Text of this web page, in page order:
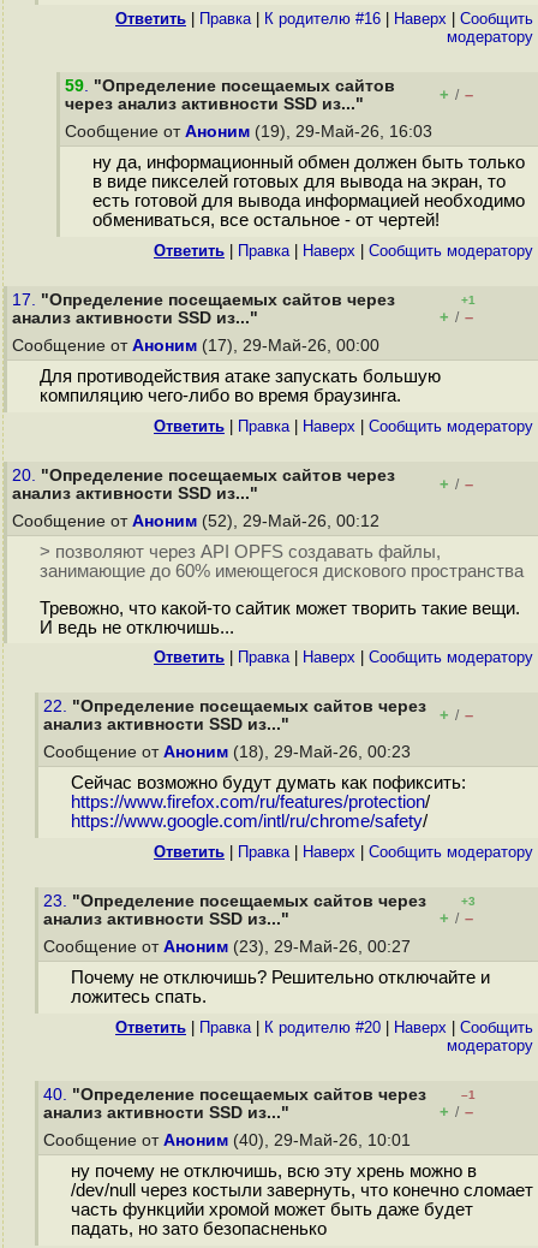
Ответить Правка| К родителю #16 Наверх
Cообщить
модератору
59. "Определение посещаемых сайтов
через анализ активности SSD из..."
+ / –
Сообщение от Аноним (19), 29-Май-26, 16:03
ну да, информационный обмен должен быть только
в виде пикселей готовых для вывода на экран, то
есть готовой для вывода информацией необходимо
обмениваться, все остальное - от чертей!
Ответить Правка| Наверх Cообщить модератору
17. "Определение посещаемых сайтов через
анализ активности SSD из..."
+1
+ / –
Сообщение от Аноним (17), 29-Май-26, 00:00
Для противодействия атаке запускать большую
компиляцию чего-либо во время браузинга.
Ответить Правка| Наверх Cообщить модератору
20. "Определение посещаемых сайтов через
анализ активности SSD из..."
+ / –
Сообщение от Аноним (52), 29-Май-26, 00:12
> позволяют через API OPFS создавать файлы,
занимающие до 60% имеющегося дискового пространства
Тревожно, что какой-то сайтик может творить такие вещи.
И ведь не отключишь...
Ответить Правка| Наверх Cообщить модератору
22. "Определение посещаемых сайтов через
анализ активности SSD из..."
+ / –
Сообщение от Аноним (18), 29-Май-26, 00:23
Сейчас возможно будут думать как пофиксить:
https://www.firefox.com/ru/features/protection/
https://www.google.com/intl/ru/chrome/safety/
Ответить Правка| Наверх Cообщить модератору
23. "Определение посещаемых сайтов через
анализ активности SSD из..."
+3
+ / –
Сообщение от Аноним (23), 29-Май-26, 00:27
Почему не отключишь? Решительно отключайте и
ложитесь спать.
Ответить Правка| К родителю #20 Наверх
Cообщить
модератору
40. "Определение посещаемых сайтов через
анализ активности SSD из..."
–1
+ / –
Сообщение от Аноним (40), 29-Май-26, 10:01
ну почему не отключишь, всю эту хрень можно в
/dev/null через костыли завернуть, что конечно сломает
часть функцийи хромой может быть даже будет
падать, но зато безопасненько